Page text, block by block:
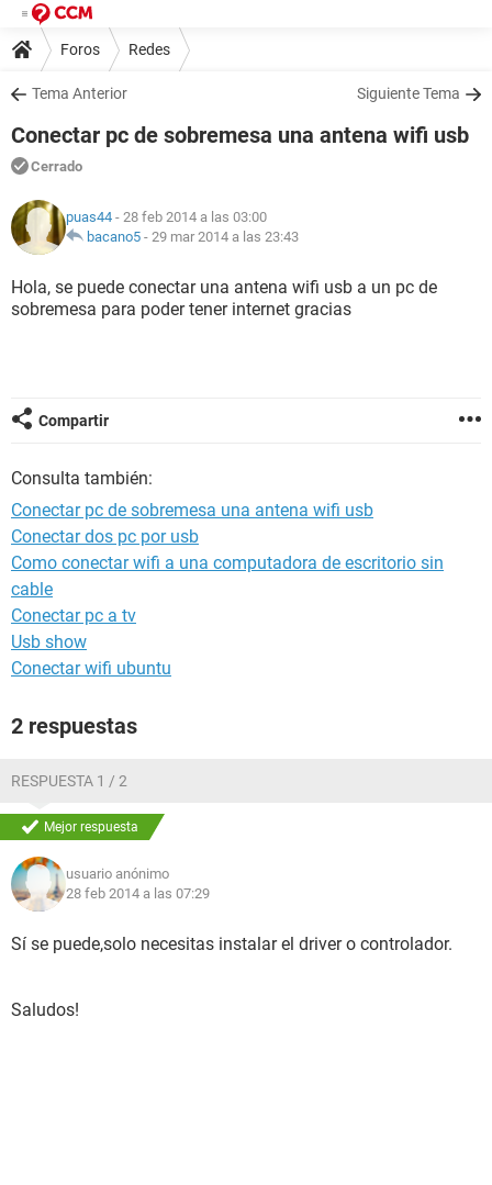
Foros Redes
Tema Anterior Siguiente Tema
Conectar pc de sobremesa una antena wifi usb
Cerrado
puas44 - 28 feb 2014 a las 03:00
bacano5 - 29 mar 2014 a las 23:43
Hola, se puede conectar una antena wifi usb a un pc de
sobremesa para poder tener internet gracias
Compartir
Consulta también:
Conectar pc de sobremesa una antena wifi usb
Conectar dos pc por usb
Como conectar wifi a una computadora de escritorio sin
cable
Conectar pc a tv
Usb show
Conectar wifi ubuntu
2 respuestas
RESPUESTA 1 / 2
Mejor respuesta
usuario anónimo
28 feb 2014 a las 07:29
Sí se puede,solo necesitas instalar el driver o controlador.
Saludos!